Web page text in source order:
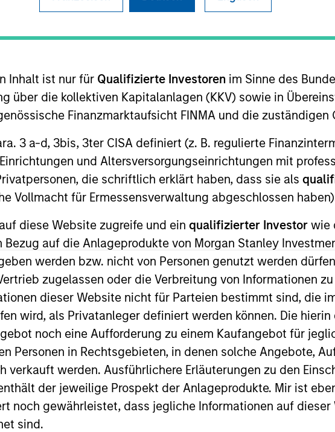
Inhalt ist nur für Qualifizierte Investoren im Sinne des
über die kollektiven Kapitalanlagen (KKV) sowie in
Finanzmarktaufsicht FINMA und die
3 a-d, 3bis, 3ter CISA definiert (z. B. regulierte
und Altersversorgungseinrichtungen mit
die schriftlich erklärt haben, dass sie als
Vollmacht für Ermessensverwaltung abgeschlossen
diese Website zugreife und ein qualifizierter Investor wie
auf die Anlageprodukte von Morgan Stanley
werden bzw. nicht von Personen genutzt werden
zugelassen oder die Verbreitung von Informationen
dieser Website nicht für Parteien bestimmt sind, die
wird, als Privatanleger definiert werden können. Die
noch eine Aufforderung zu einem Kaufangebot für
Personen in Rechtsgebieten, in denen solche Angebote,
werden. Ausführlichere Erläuterungen zu den
der jeweilige Prospekt der Anlageprodukte. Mir ist
noch gewährleistet, dass jegliche Informationen auf
sind.
on the Broad Markets Fixed Income team. He is responsible for
strategies. He joined Morgan Stanley in 2014. Utkarsh began
the firm, Utkarsh was a risk and quantitative analyst at
portfolios for institutional clients. Utkarsh received a B.Tech in
(IIT) Guwahati, India and an M.S. in operations
Team
in a globally diversified portfolio of multi-currency debt
non-government issuers.
in a diversified global portfolio across the full spectrum of
level of current income.